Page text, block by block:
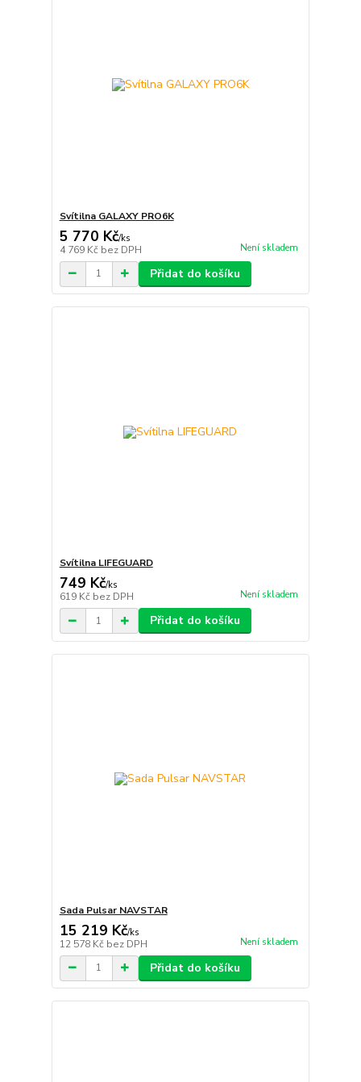
Svítilna GALAXY PRO6K
5 770 Kč/ks
4 769 Kč bez DPH Není skladem
Přidat do košíku
Svítilna LIFEGUARD
749 Kč/ks
619 Kč bez DPH Není skladem
Přidat do košíku
Sada Pulsar NAVSTAR
15 219 Kč/ks
12 578 Kč bez DPH Není skladem
Přidat do košíku